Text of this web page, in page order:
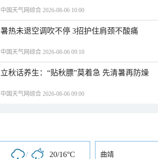
中国天气网综合 2026-08-06 10:00
暑热未退空调吹不停 3招护住肩颈不酸痛
中国天气网综合 2026-08-06 09:10
立秋话养生：“贴秋膘”莫着急 先清暑再防燥
中国天气网综合 2026-08-06 09:00
/ 20/16°C 曲靖